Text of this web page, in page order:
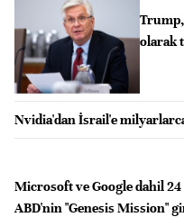
Trump,
olarak
Nvidia'dan İsrail'e
Microsoft ve Google dahil
ABD'nin "Genesis Mission"